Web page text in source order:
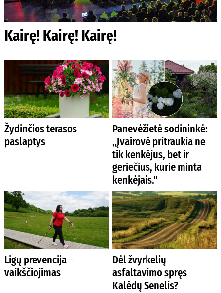
Kairę! Kairę! Kairę!
Žydinčios terasos
paslaptys
Panevėžietė sodininkė:
„Įvairovė pritraukia ne
tik kenkėjus, bet ir
geriečius, kurie minta
kenkėjais."
Ligų prevencija –
vaikščiojimas
Dėl žvyrkelių
asfaltavimo spręs
Kalėdų Senelis?